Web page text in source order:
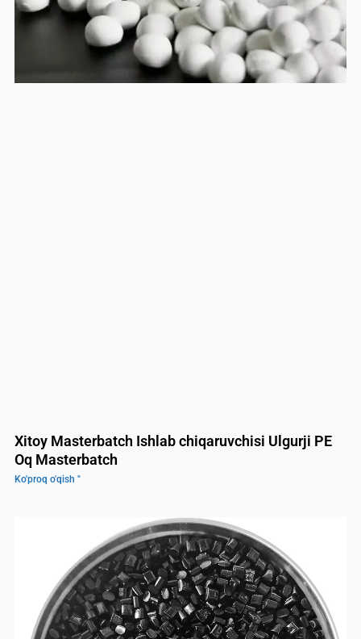
Xitoy Masterbatch Ishlab chiqaruvchisi Ulgurji PE
Oq Masterbatch
Ko'proq o'qish "